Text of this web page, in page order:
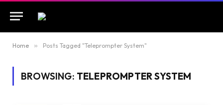
Home » Posts Tagged "Teleprompter System"
BROWSING: TELEPROMPTER SYSTEM